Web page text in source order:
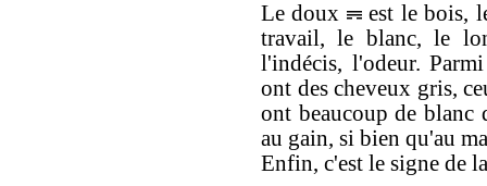
Le doux
est le bois,
travail, le blanc, le
l'indécis, l'odeur.
ont des cheveux gris,
ont beaucoup de blanc
au gain, si bien qu'au
Enfin, c'est le signe de